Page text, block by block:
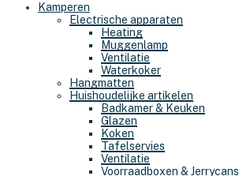
Kamperen
Electrische apparaten
Heating
Muggenlamp
Ventilatie
Waterkoker
Hangmatten
Huishoudelijke artikelen
Badkamer & Keuken
Glazen
Koken
Tafelservies
Ventilatie
Voorraadboxen & Jerrycans